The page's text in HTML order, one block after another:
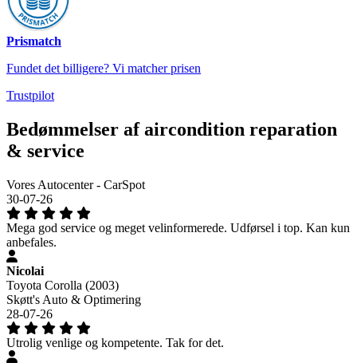
Prismatch
Fundet det billigere? Vi matcher prisen
Trustpilot
Bedømmelser af aircondition reparation
& service
Vores Autocenter - CarSpot
30-07-26
Mega god service og meget velinformerede. Udførsel i top. Kan kun
anbefales.
Nicolai
Toyota Corolla (2003)
Skøtt's Auto & Optimering
28-07-26
Utrolig venlige og kompetente. Tak for det.